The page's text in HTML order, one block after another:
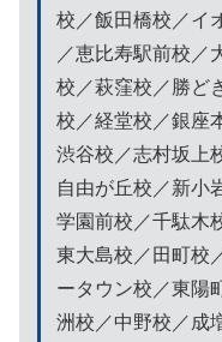
校／飯田橋校／イ
／恵比寿駅前校／
校／萩窪校／勝ど
校／経堂校／銀座
渋谷校／志村坂上
自由が丘校／新小
学園前校／千駄木
東大島校／田町校
ータウン校／東陽
洲校／中野校／成